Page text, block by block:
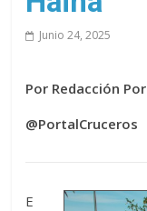
Junio 24, 2025
Por Redacción
@PortalCruceros
E